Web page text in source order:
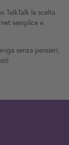
TalkTalk la scelta
semplice e
senza pensieri,